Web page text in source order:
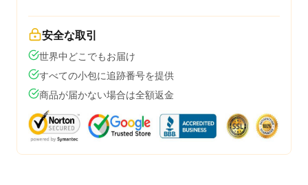
安全な取引
世界中どこでもお届け
すべての小包に追跡番号を提供
商品が届かない場合は全額返金